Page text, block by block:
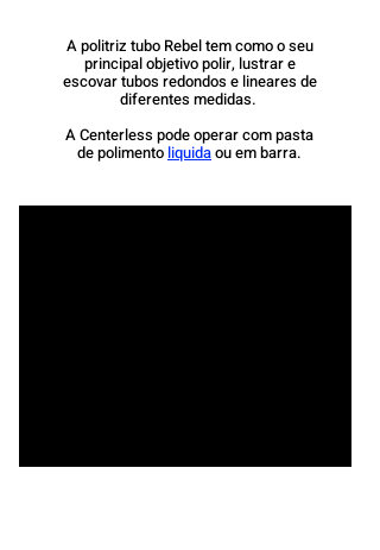
A politriz tubo Rebeltem como o seu
principal objetivo polir, lustrar e
escovar tubos redondos e lineares de
diferentes medidas.
A Centerless pode operar com pasta
de polimento liquidaou em barra.